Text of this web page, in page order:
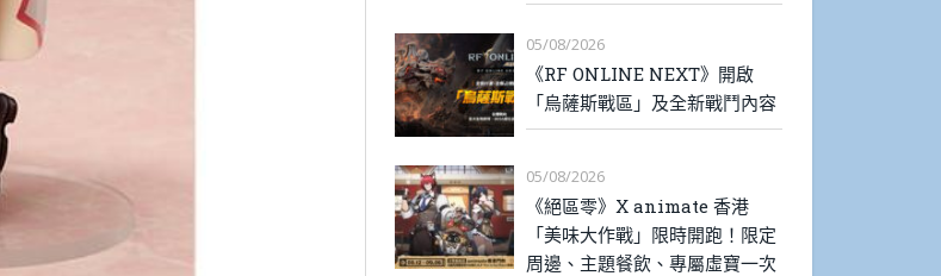
05/08/2026
《RF ONLINE NEXT》開啟
「烏薩斯戰區」及全新戰鬥內容
05/08/2026
《絕區零》X animate 香港
「美味大作戰」限時開跑！限定
周邊、主題餐飲、專屬虛寶一次